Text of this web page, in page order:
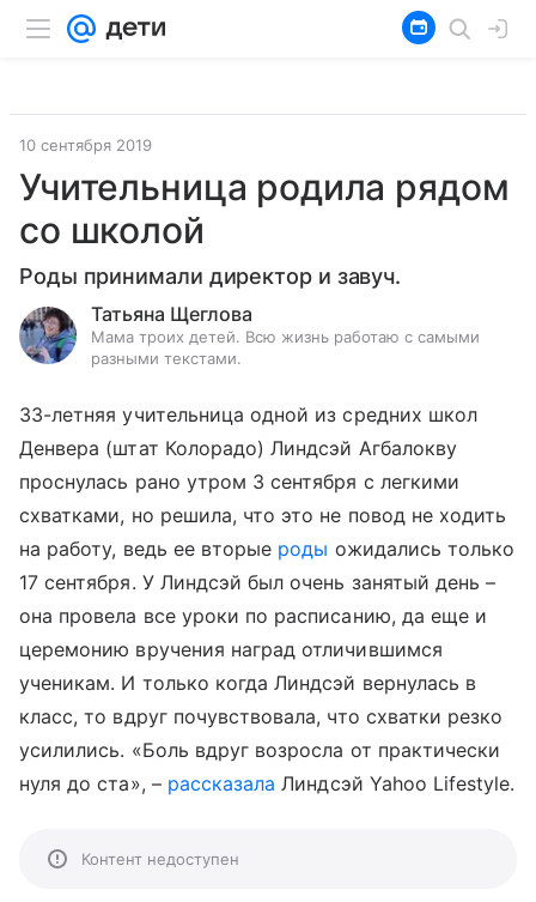
10 сентября 2019
Учительница родила рядом
со школой
Роды принимали директор и завуч.
Татьяна Щеглова
Мама троих детей. Всю жизнь работаю с самыми
разными текстами.
33-летняя учительница одной из средних школ
Денвера (штат Колорадо) Линдсэй Агбалокву
проснулась рано утром 3 сентября с легкими
схватками, но решила, что это не повод не ходить
на работу, ведь ее вторые роды ожидались только
17 сентября. У Линдсэй был очень занятый день –
она провела все уроки по расписанию, да еще и
церемонию вручения наград отличившимся
ученикам. И только когда Линдсэй вернулась в
класс, то вдруг почувствовала, что схватки резко
усилились. «Боль вдруг возросла от практически
нуля до ста», – рассказала Линдсэй Yahoo Lifestyle.
Контент недоступен